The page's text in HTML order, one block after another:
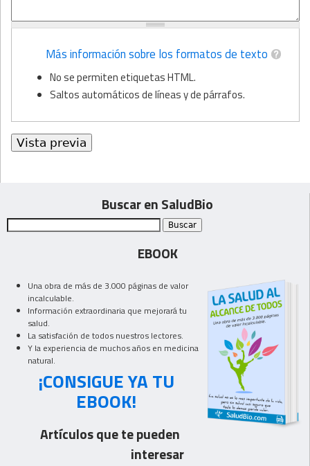
Más información sobre los formatos de texto
No se permiten etiquetas HTML.
Saltos automáticos de líneas y de párrafos.
Buscar en SaludBio
EBOOK
Una obra de más de 3.000 páginas de valor
incalculable.
Información extraordinaria que mejorará tu
salud.
La satisfación de todos nuestros lectores.
Y la experiencia de muchos años en medicina
natural.
¡CONSIGUE YA TU
EBOOK!
Artículos que te pueden
interesar